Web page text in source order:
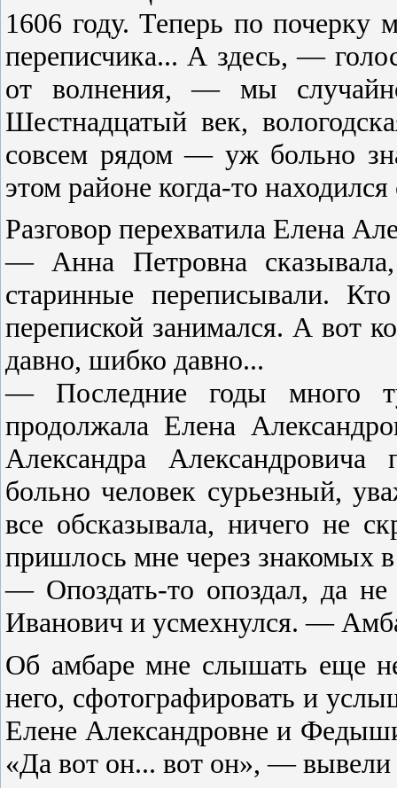
1606 году. Теперь по почерку
переписчика... А здесь, —
от волнения, — мы
Шестнадцатый век,
совсем рядом — уж больно
этом районе когда-то
Разговор перехватила Елена
— Анна Петровна
старинные переписывали.
перепиской занимался. А вот
давно, шибко давно...
— Последние годы много
продолжала Елена
Александра
больно человек сурьезный,
все обсказывала, ничего не
пришлось мне через знакомых в
— Опоздать-то опоздал, да
Иванович и усмехнулся. —
Об амбаре мне слышать еще
него, сфотографировать и
Елене Александровне и
«Да вот он... вот он», —